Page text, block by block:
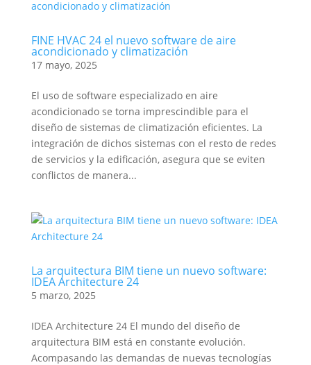
FINE HVAC 24 el nuevo software de aire
acondicionado y climatización
17 mayo, 2025
El uso de software especializado en aire
acondicionado se torna imprescindible para el
diseño de sistemas de climatización eficientes. La
integración de dichos sistemas con el resto de redes
de servicios y la edificación, asegura que se eviten
conflictos de manera...
La arquitectura BIM tiene un nuevo software:
IDEA Architecture 24
5 marzo, 2025
IDEA Architecture 24 El mundo del diseño de
arquitectura BIM está en constante evolución.
Acompasando las demandas de nuevas tecnologías